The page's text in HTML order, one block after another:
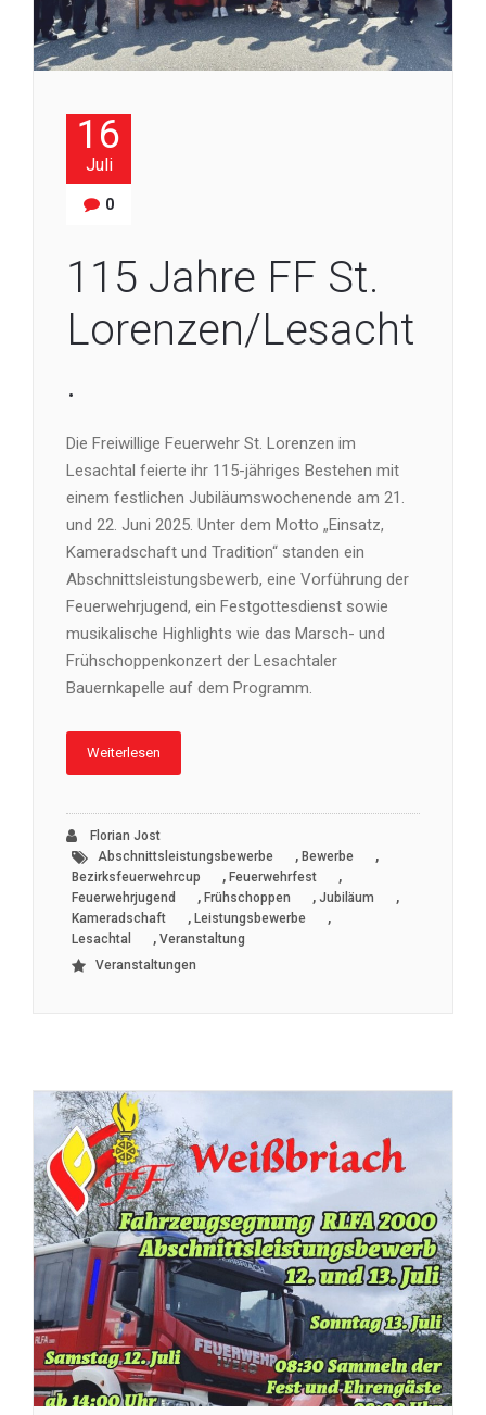
16
Juli
0
115 Jahre FF St.
Lorenzen/Lesacht
.
Die Freiwillige Feuerwehr St. Lorenzen im
Lesachtal feierte ihr 115-jähriges Bestehen mit
einem festlichen Jubiläumswochenende am 21.
und 22. Juni 2025. Unter dem Motto „Einsatz,
Kameradschaft und Tradition“ standen ein
Abschnittsleistungsbewerb, eine Vorführung der
Feuerwehrjugend, ein Festgottesdienst sowie
musikalische Highlights wie das Marsch- und
Frühschoppenkonzert der Lesachtaler
Bauernkapelle auf dem Programm.
Weiterlesen
Florian Jost
Abschnittsleistungsbewerbe
, Bewerbe ,
Bezirksfeuerwehrcup , Feuerwehrfest ,
Feuerwehrjugend , Frühschoppen , Jubiläum ,
Kameradschaft , Leistungsbewerbe ,
Lesachtal , Veranstaltung
Veranstaltungen